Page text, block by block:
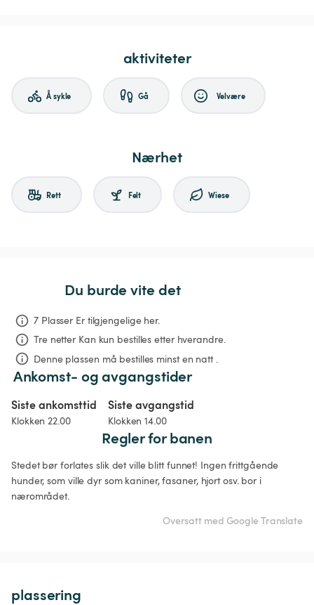
aktiviteter
Å sykle Gå Velvære
Nærhet
Rett Felt Wiese
Du burde vite det
7 Plasser Er tilgjengelige her.
Tre netter Kan kun bestilles etter hverandre.
Denne plassen må bestilles minst en natt .
Ankomst- og avgangstider
Siste ankomsttid
Klokken 22.00
Siste avgangstid
Klokken 14.00
Regler for banen
Stedet bør forlates slik det ville blitt funnet! Ingen frittgående
hunder, som ville dyr som kaniner, fasaner, hjort osv. bor i
nærområdet.
Oversatt med Google Translate
plassering